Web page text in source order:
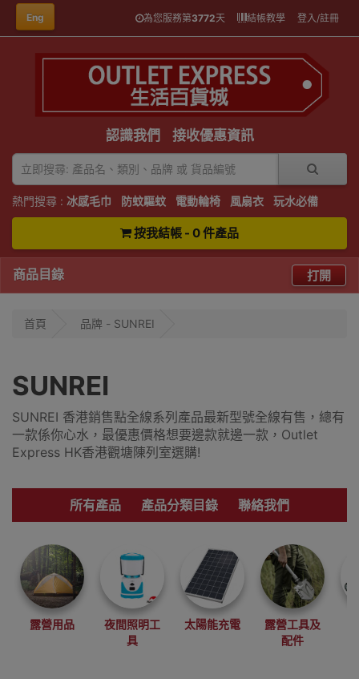
Eng 為您服務第3772天 結帳教學 登入/註冊
認識我們 接收優惠資訊
熱門搜尋 : 冰感毛巾 防蚊驅蚊 電動輪椅 風扇衣 玩水必備
按我結帳 - 0 件產品
商品目錄 打開
首頁 品牌 - SUNREI
SUNREI
SUNREI 香港銷售點全線系列產品最新型號全線有售，總有
一款係你心水，最優惠價格想要邊款就邊一款，Outlet
Express HK香港觀塘陳列室選購!
所有產品 產品分類目錄 聯絡我們
露營用品
夜間照明工
具
太陽能充電
露營工具及
配件